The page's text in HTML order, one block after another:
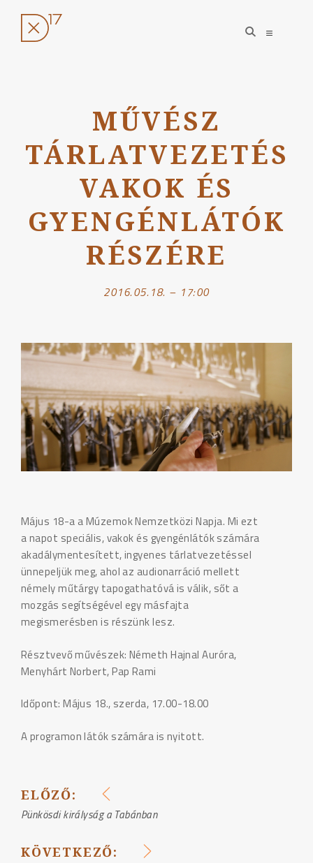
open
search
open
MŰVÉSZ
TÁRLATVEZETÉS
VAKOK ÉS
GYENGÉNLÁTÓK
RÉSZÉRE
2016.05.18. – 17:00
Május 18-a a Múzemok Nemzetközi Napja. Mi ezt
a napot speciális, vakok és gyengénlátók számára
akadálymentesített, ingyenes tárlatvezetéssel
ünnepeljük meg, ahol az audionarráció mellett
némely műtárgy tapogathatóvá is válik, sőt a
mozgás segítségével egy másfajta
megismerésben is részünk lesz.
Résztvevő művészek: Németh Hajnal Auróra,
Menyhárt Norbert, Pap Rami
Időpont: Május 18., szerda, 17.00-18.00
A programon látók számára is nyitott.
BEJEGYZÉS
NAVIGÁCIÓ
ELŐZŐ:
Pünkösdi királyság a Tabánban
KÖVETKEZŐ: